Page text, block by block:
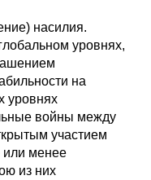
насилия.
уровнях,
на
уровнях
войны между
участием
или менее
из них